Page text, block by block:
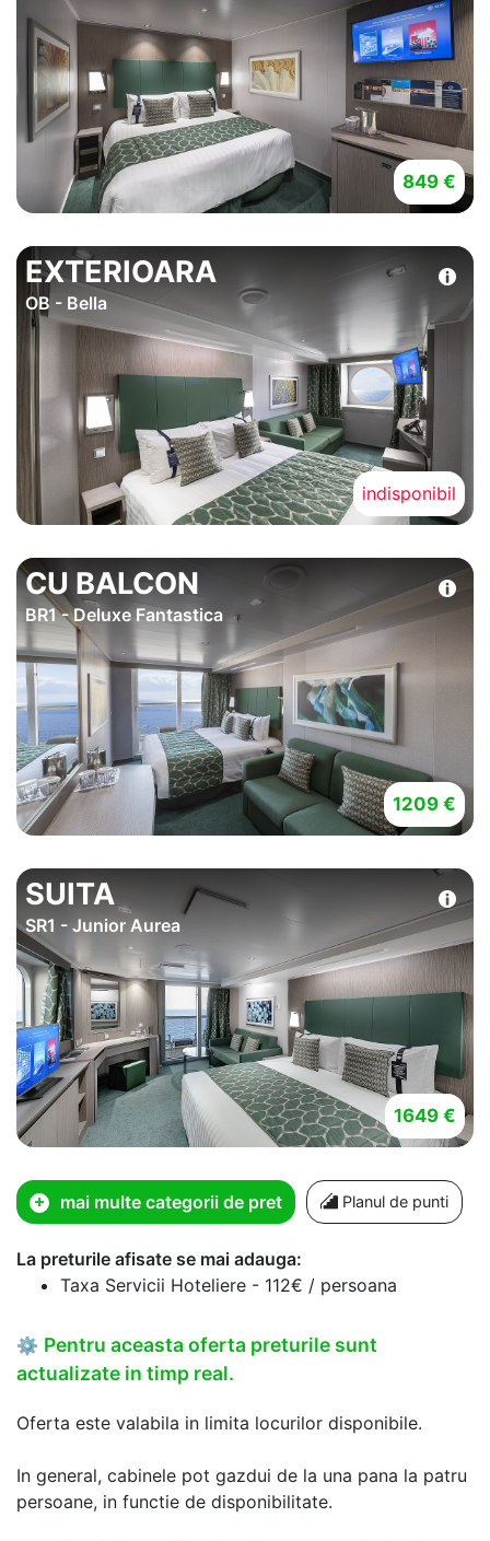
849 €
EXTERIOARA
OB - Bella
indisponibil
CU BALCON
BR1 - Deluxe Fantastica
1209 €
SUITA
SR1 - Junior Aurea
1649 €
mai multe categorii de pret Planul de punti
La preturile afisate se mai adauga:
Taxa Servicii Hoteliere - 112€ / persoana
⚙ Pentru aceasta oferta preturile sunt
actualizate in timp real.
Oferta este valabila in limita locurilor disponibile.
In general, cabinele pot gazdui de la una pana la patru
persoane, in functie de disponibilitate.